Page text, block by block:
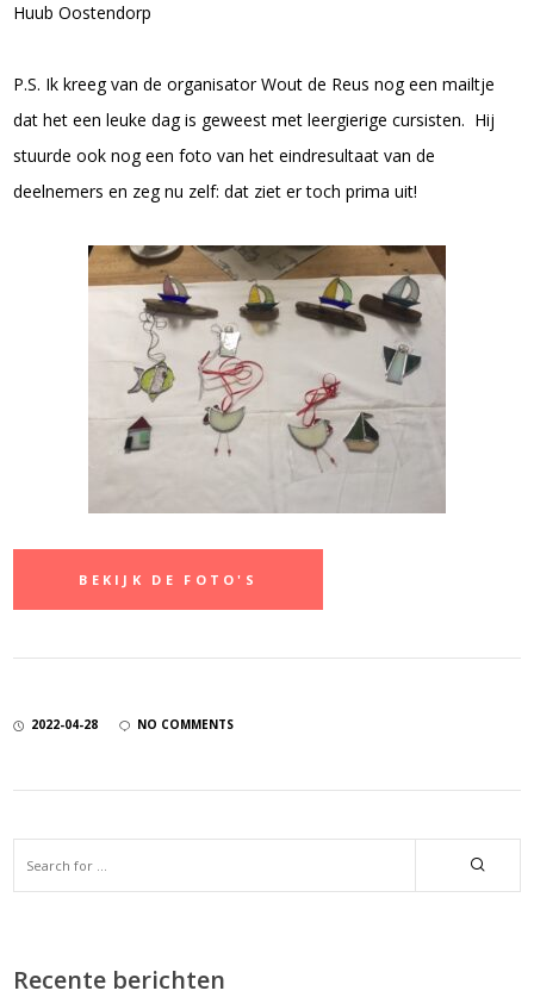
Huub Oostendorp
P.S. Ik kreeg van de organisator Wout de Reus nog een mailtje
dat het een leuke dag is geweest met leergierige cursisten. Hij
stuurde ook nog een foto van het eindresultaat van de
deelnemers en zeg nu zelf: dat ziet er toch prima uit!
BEKIJK DE FOTO'S
2022-04-28 NO COMMENTS
Recente berichten